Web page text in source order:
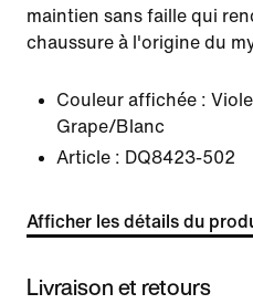
maintien sans faille qui
chaussure à l'origine du
Couleur affichée :
Grape/Blanc
Article : DQ8423-502
Afficher les détails du
Livraison et retours